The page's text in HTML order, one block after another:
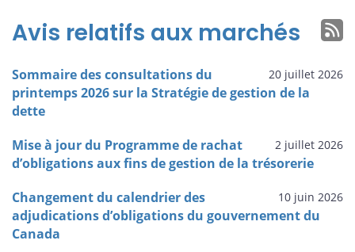
Avis relatifs aux marchés
20 juillet 2026
Sommaire des consultations du
printemps 2026 sur la Stratégie de gestion de la
dette
2 juillet 2026
Mise à jour du Programme de rachat
d’obligations aux fins de gestion de la trésorerie
10 juin 2026
Changement du calendrier des
adjudications d’obligations du gouvernement du
Canada